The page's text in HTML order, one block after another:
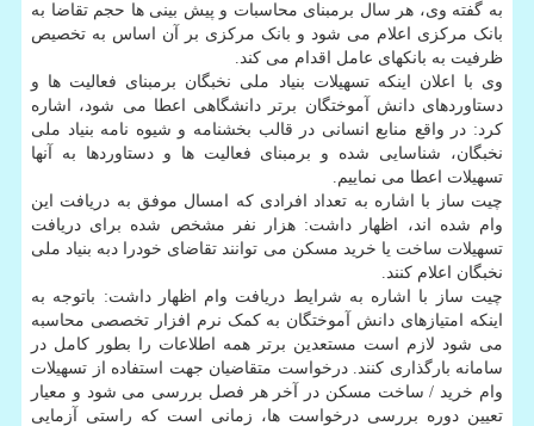
به گفته وی، هر سال برمبنای محاسبات و پیش بینی ها حجم تقاضا به
بانک مرکزی اعلام می شود و بانک مرکزی بر آن اساس به تخصیص
ظرفیت به بانکهای عامل اقدام می کند.
وی با اعلان اینکه تسهیلات بنیاد ملی نخبگان برمبنای فعالیت ها و
دستاوردهای دانش آموختگان برتر دانشگاهی اعطا می شود، اشاره
کرد: در واقع منابع انسانی در قالب بخشنامه و شیوه نامه بنیاد ملی
نخبگان، شناسایی شده و برمبنای فعالیت ها و دستاوردها به آنها
تسهیلات اعطا می نماییم.
چیت ساز با اشاره به تعداد افرادی که امسال موفق به دریافت این
وام شده اند، اظهار داشت: هزار نفر مشخص شده برای دریافت
تسهیلات ساخت یا خرید مسکن می توانند تقاضای خودرا دبه بنیاد ملی
نخبگان اعلام کنند.
چیت ساز با اشاره به شرایط دریافت وام اظهار داشت: باتوجه به
اینکه امتیازهای دانش آموختگان به کمک نرم افزار تخصصی محاسبه
می شود لازم است مستعدین برتر همه اطلاعات را بطور کامل در
سامانه بارگذاری کنند. درخواست متقاضیان جهت استفاده از تسهیلات
وام خرید / ساخت مسکن در آخر هر فصل بررسی می شود و معیار
تعیین دوره بررسی درخواست ها، زمانی است که راستی آزمایی